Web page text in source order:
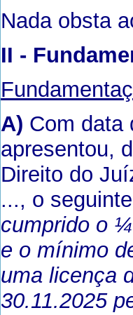
Nada obsta
II -
A) Com data
apresentou,
Direito do
..., o
cumprido o
e o mínimo
uma licença
30.11.2025